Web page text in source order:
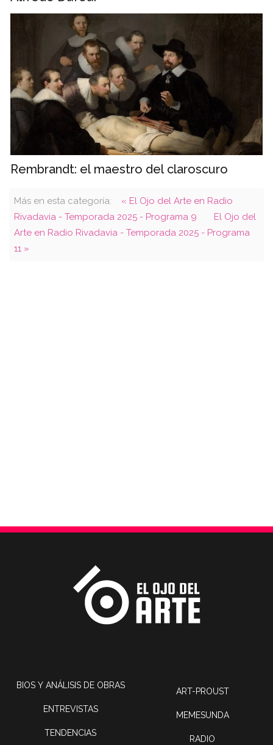
Rembrandt: el maestro del claroscuro
Más en esta categoría:
« El Ojo del Arte en Radio
Rivadavia - Temporada 2025 - Programa 9
El Ojo del
Arte en Radio Rivadavia - Temporada 2025 - Programa
11 »
BIOS Y ANÁLISIS DE OBRAS
ENTREVISTAS
TENDENCIAS
ART-PROUST
MEMESUNDA
RADIO